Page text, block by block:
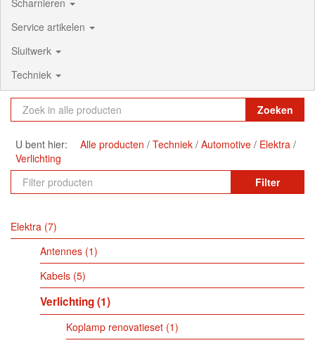
Service artikelen
Sluitwerk
Techniek
Zoeken
U bent hier: Alle producten Techniek Automotive
Elektra
Verlichting
Filter
Elektra 7
Antennes 1
Kabels 5
Verlichting 1
Koplamp renovatieset 1